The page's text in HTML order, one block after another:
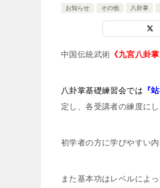
お知らせ
その他 八卦掌
中国伝統武術 《九宮八卦
八卦掌基礎練習会では 『
定し、各受講者の練度に
初学者の方に学びやすい
また基本功はレベルによ